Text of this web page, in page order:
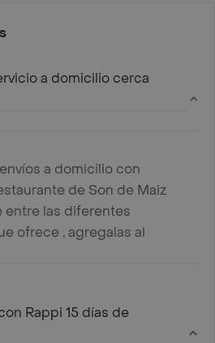
a domicilio cerca
a domicilio con
de Son de Maiz
entre las diferentes
ofrece , agregalas al
Rappi 15 días de